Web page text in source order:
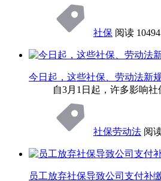
社保 阅读 10494
今日起，这些社保、劳动法新
自3月1日起，许多影响
社保劳动法 阅
员工放弃社保导致公司支付补